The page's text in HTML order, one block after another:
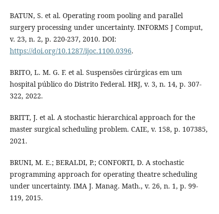
BATUN, S. et al. Operating room pooling and parallel
surgery processing under uncertainty. INFORMS J Comput,
v. 23, n. 2, p. 220-237, 2010. DOI:
https://doi.org/10.1287/ijoc.1100.0396.
BRITO, L. M. G. F. et al. Suspensões cirúrgicas em um
hospital público do Distrito Federal. HRJ, v. 3, n. 14, p. 307-
322, 2022.
BRITT, J. et al. A stochastic hierarchical approach for the
master surgical scheduling problem. CAIE, v. 158, p. 107385,
2021.
BRUNI, M. E.; BERALDI, P.; CONFORTI, D. A stochastic
programming approach for operating theatre scheduling
under uncertainty. IMA J. Manag. Math., v. 26, n. 1, p. 99-
119, 2015.